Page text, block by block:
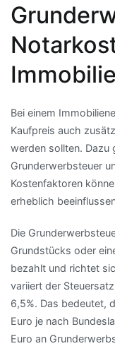
Bei einem
Kaufpreis auch
werden sollten. Dazu
Grunderwerbsteuer
Kostenfaktoren
erheblich
Die
Grundstücks oder
bezahlt und richtet
variiert der
6,5%. Das bedeutet,
Euro je nach
Euro an